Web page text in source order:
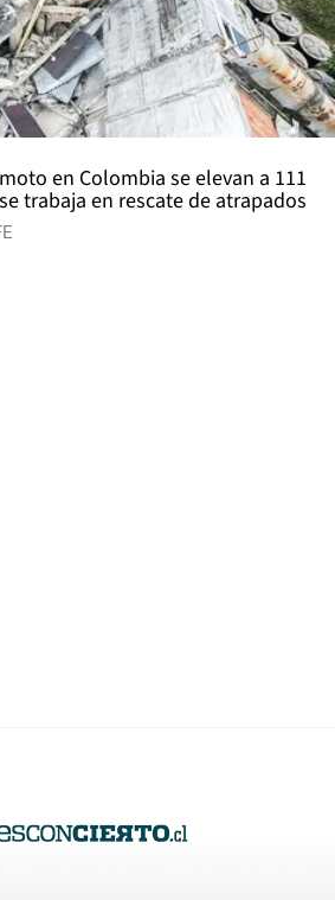
en Colombia se elevan a 111
trabaja en rescate de atrapados